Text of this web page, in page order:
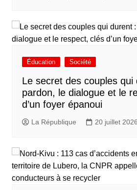
Éducation Société
Le secret des couples qui
pardon, le dialogue et le
d’un foyer épanoui
La République 20 juillet 2026